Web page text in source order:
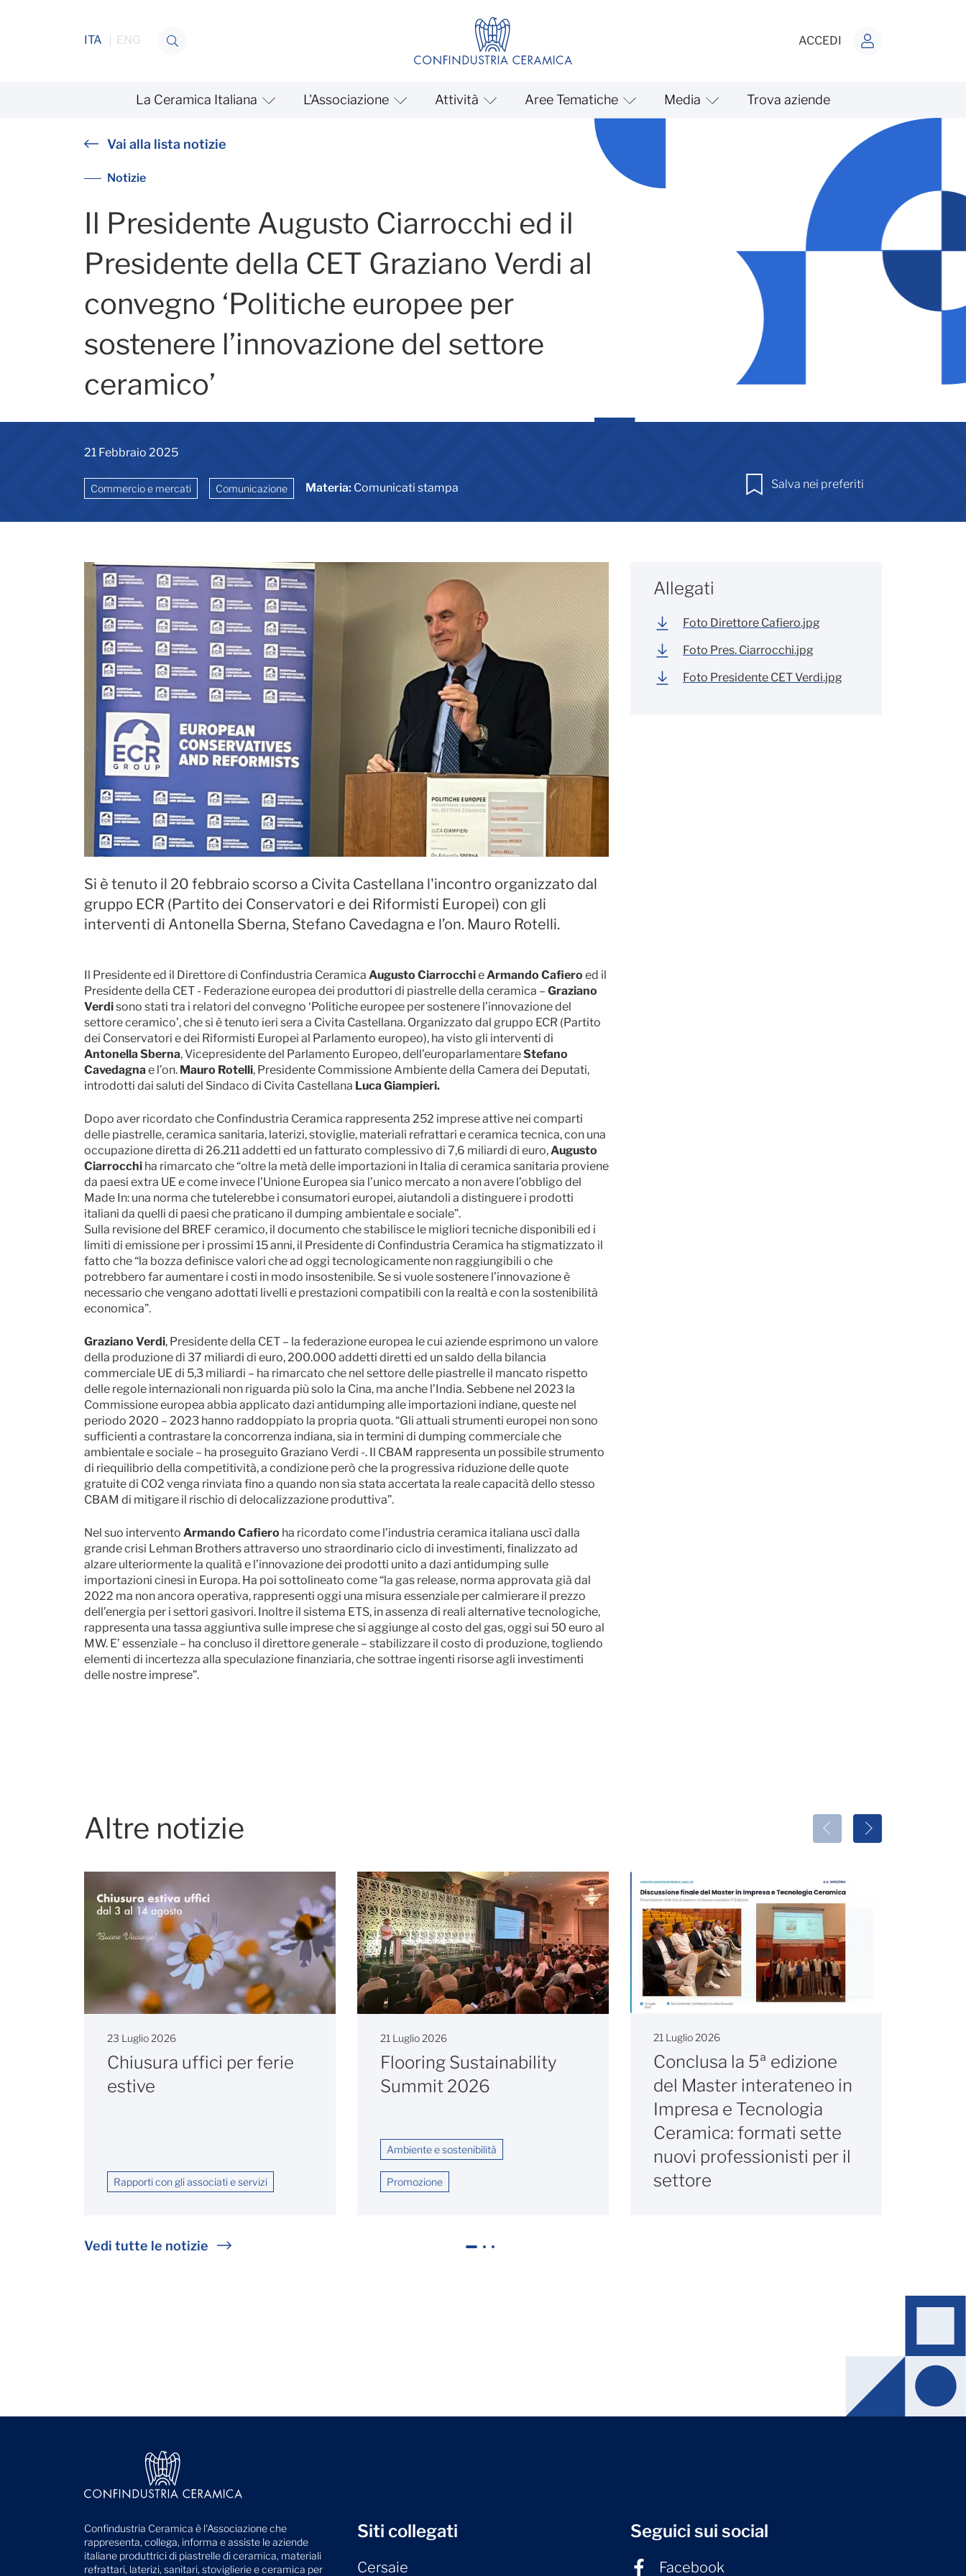
ITA ENG ACCEDI
La Ceramica Italiana L'Associazione Attività Aree Tematiche Media Trova aziende
Incontro Civita
Vai alla lista notizie
Notizie
Il Presidente Augusto Ciarrocchi ed il
Presidente della CET Graziano Verdi al
convegno ‘Politiche europee per
sostenere l’innovazione del settore
ceramico’
21 Febbraio 2025
Commercio e mercati Comunicazione Materia: Comunicati stampa Salva nei preferiti
Si è tenuto il 20 febbraio scorso a Civita Castellana l'incontro organizzato dal
gruppo ECR (Partito dei Conservatori e dei Riformisti Europei) con gli
interventi di Antonella Sberna, Stefano Cavedagna e l’on. Mauro Rotelli.
Il Presidente ed il Direttore di Confindustria Ceramica Augusto CiarrocchieArmando Cafiero ed il
Presidente della CET - Federazione europea dei produttori di piastrelle della ceramica – Graziano
Verdisono stati tra i relatori del convegno ‘Politiche europee per sostenere l’innovazione del
settore ceramico’, che si è tenuto ieri sera a Civita Castellana. Organizzato dal gruppo ECR (Partito
dei Conservatori e dei Riformisti Europei al Parlamento europeo), ha visto gli interventi di
Antonella Sberna, Vicepresidente del Parlamento Europeo, dell’europarlamentareStefano
Cavedagna e l’on. Mauro Rotelli, Presidente Commissione Ambiente della Camera dei Deputati,
introdotti dai saluti del Sindaco di Civita Castellana Luca Giampieri.
Dopo aver ricordato che Confindustria Ceramica rappresenta 252 imprese attive nei comparti
delle piastrelle, ceramica sanitaria, laterizi, stoviglie, materiali refrattari e ceramica tecnica, con una
occupazione diretta di 26.211 addetti ed un fatturato complessivo di 7,6 miliardi di euro,Augusto
Ciarrocchi ha rimarcato che “oltre la metà delle importazioni in Italia di ceramica sanitaria proviene
da paesi extra UE e come invece l’Unione Europea sia l’unico mercato a non avere l’obbligo del
Made In: una norma che tutelerebbe i consumatori europei, aiutandoli a distinguere i prodotti
italiani da quelli di paesi che praticano il dumping ambientale e sociale”.
Sulla revisione del BREF ceramico, il documento che stabilisce le migliori tecniche disponibili ed i
limiti di emissione per i prossimi 15 anni, il Presidente di Confindustria Ceramica ha stigmatizzato il
fatto che “la bozza definisce valori che ad oggi tecnologicamente non raggiungibili o che
potrebbero far aumentare i costi in modo insostenibile. Se si vuole sostenere l’innovazione è
necessario che vengano adottati livelli e prestazioni compatibili con la realtà e con la sostenibilità
economica”.
Graziano Verdi, Presidente della CET – la federazione europea le cui aziende esprimono un valore
della produzione di 37 miliardi di euro, 200.000 addetti diretti ed un saldo della bilancia
commerciale UE di 5,3 miliardi – ha rimarcato che nel settore delle piastrelle il mancato rispetto
delle regole internazionali non riguarda più solo la Cina, ma anche l’India. Sebbene nel 2023 la
Commissione europea abbia applicato dazi antidumping alle importazioni indiane, queste nel
periodo 2020 – 2023 hanno raddoppiato la propria quota. “Gli attuali strumenti europei non sono
sufficienti a contrastare la concorrenza indiana, sia in termini di dumping commerciale che
ambientale e sociale – ha proseguito Graziano Verdi -. Il CBAM rappresenta un possibile strumento
di riequilibrio della competitività, a condizione però che la progressiva riduzione delle quote
gratuite di CO2 venga rinviata fino a quando non sia stata accertata la reale capacità dello stesso
CBAM di mitigare il rischio di delocalizzazione produttiva”.
Nel suo intervento Armando Cafiero ha ricordato come l’industria ceramica italiana uscì dalla
grande crisi Lehman Brothers attraverso uno straordinario ciclo di investimenti, finalizzato ad
alzare ulteriormente la qualità e l’innovazione dei prodotti unito a dazi antidumping sulle
importazioni cinesi in Europa. Ha poi sottolineato come “la gas release, norma approvata già dal
2022 ma non ancora operativa, rappresenti oggi una misura essenziale per calmierare il prezzo
dell’energia per i settori gasivori. Inoltre il sistema ETS, in assenza di reali alternative tecnologiche,
rappresenta una tassa aggiuntiva sulle imprese che si aggiunge al costo del gas, oggi sui 50 euro al
MW. E’ essenziale – ha concluso il direttore generale – stabilizzare il costo di produzione, togliendo
elementi di incertezza alla speculazione finanziaria, che sottrae ingenti risorse agli investimenti
delle nostre imprese”.
Allegati
Foto Direttore Cafiero.jpg
Foto Pres. Ciarrocchi.jpg
Foto Presidente CET Verdi.jpg
Altre notizie
23 Luglio 2026
Chiusura uffici per ferie
estive
Rapporti con gli associati e servizi
21 Luglio 2026
Flooring Sustainability
Summit 2026
Ambiente e sostenibilità
Promozione
21 Luglio 2026
Conclusa la 5ª edizione
del Master interateneo in
Impresa e Tecnologia
Ceramica: formati sette
nuovi professionisti per il
settore
Vedi tutte le notizie
Confindustria Ceramica è l'Associazione che
rappresenta, collega, informa e assiste le aziende
italiane produttrici di piastrelle di ceramica, materiali
refrattari, laterizi, sanitari, stoviglierie e ceramica per
Siti collegati
Cersaie
Seguici sui social
Facebook